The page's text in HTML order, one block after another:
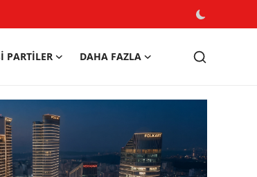
PARTILER DAHA FAZLA